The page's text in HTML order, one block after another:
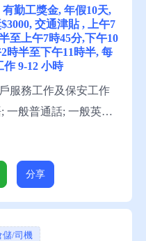
有勤工獎金, 年假10天,
交通津貼 , 上午7
至上午7時45分,下午10
時半至下午11時半, 每
9-12 小時
服務工作及保安工作
一般普通話; 一般英語;
保安培訓課程證書
, 生日假1天, 醫療福利,
分享
儲/司機